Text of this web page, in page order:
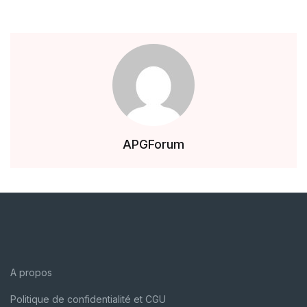
APGForum
A propos
Politique de confidentialité et CGU